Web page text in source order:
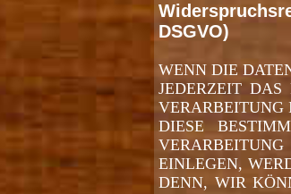
DSGVO)
WENN DIE
JEDERZEIT
VERARBEITUNG
DIESE
EINLEGEN,
DENN, WIR